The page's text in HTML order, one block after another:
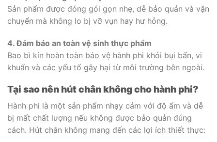
Sản phẩm được đóng gói gọn nhẹ, dễ bảo quản và vận
chuyển mà không lo bị vỡ vụn hay hư hỏng.
4. Đảm bảo an toàn vệ sinh thực phẩm
Bao bì kín hoàn toàn bảo vệ hành phi khỏi bụi bẩn, vi
khuẩn và các yếu tố gây hại từ môi trường bên ngoài.
Tại sao nên hút chân không cho hành phi?
Hành phi là một sản phẩm nhạy cảm với độ ẩm và dễ
bị mất chất lượng nếu không được bảo quản đúng
cách. Hút chân không mang đến các lợi ích thiết thực: